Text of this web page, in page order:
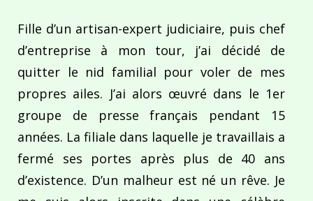
Fille d’un artisan-expert judiciaire, puis chef
d’entreprise à mon tour, j’ai décidé de
quitter le nid familial pour voler de mes
propres ailes. J’ai alors œuvré dans le 1er
groupe de presse français pendant 15
années. La filiale dans laquelle je travaillais a
fermé ses portes après plus de 40 ans
d’existence. D’un malheur est né un rêve. Je